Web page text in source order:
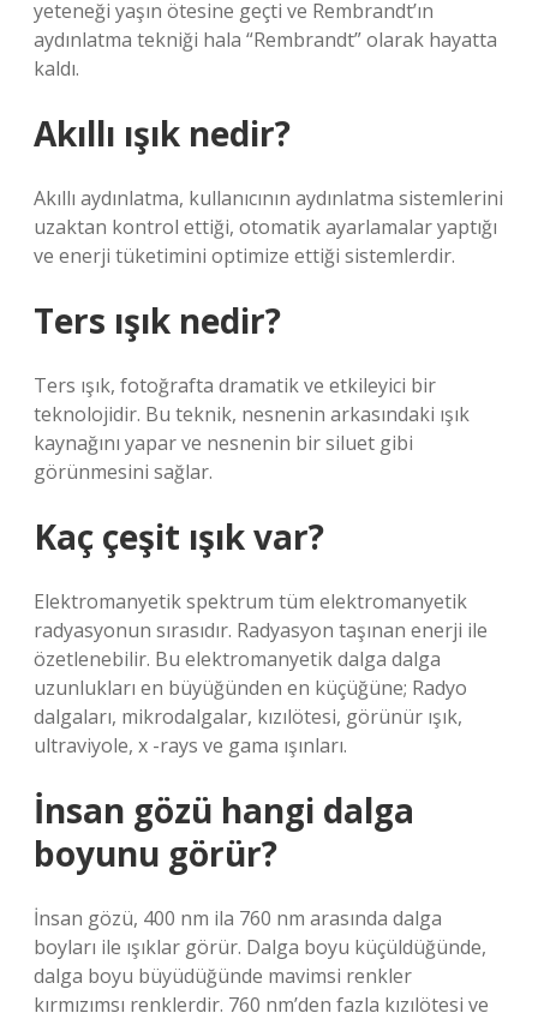
yeteneği yaşın ötesine geçti ve Rembrandt’ın
aydınlatma tekniği hala “Rembrandt” olarak hayatta
kaldı.
Akıllı ışık nedir?
Akıllı aydınlatma, kullanıcının aydınlatma sistemlerini
uzaktan kontrol ettiği, otomatik ayarlamalar yaptığı
ve enerji tüketimini optimize ettiği sistemlerdir.
Ters ışık nedir?
Ters ışık, fotoğrafta dramatik ve etkileyici bir
teknolojidir. Bu teknik, nesnenin arkasındaki ışık
kaynağını yapar ve nesnenin bir siluet gibi
görünmesini sağlar.
Kaç çeşit ışık var?
Elektromanyetik spektrum tüm elektromanyetik
radyasyonun sırasıdır. Radyasyon taşınan enerji ile
özetlenebilir. Bu elektromanyetik dalga dalga
uzunlukları en büyüğünden en küçüğüne; Radyo
dalgaları, mikrodalgalar, kızılötesi, görünür ışık,
ultraviyole, x -rays ve gama ışınları.
İnsan gözü hangi dalga
boyunu görür?
İnsan gözü, 400 nm ila 760 nm arasında dalga
boyları ile ışıklar görür. Dalga boyu küçüldüğünde,
dalga boyu büyüdüğünde mavimsi renkler
kırmızımsı renklerdir. 760 nm’den fazla kızılötesi ve